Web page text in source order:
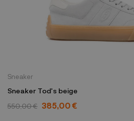
Sneaker
Sneaker Tod's beige
550,00 € 385,00 €